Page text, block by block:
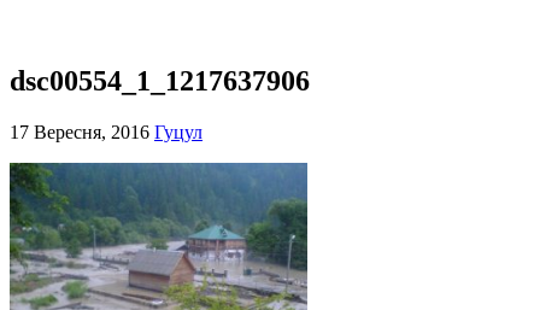
dsc00554_1_1217637906
17 Вересня, 2016 Гуцул